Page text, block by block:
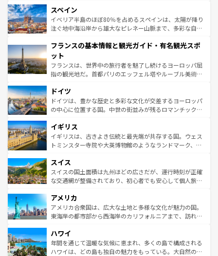
ろん、トスカーナの美しい田園風景やアマルフィ海岸の絶
景など、自然景観も見逃せない。観光の合間には、本場の
ピザやパスタなど、絶品のイタリア料理を堪能することも
ませてくれるイタリアで、忘れられない旅をしてみよう！
なお、新着のイタリア情報は
しい。
スペイン
イベリア半島のほぼ80％を占めるスペインは、太陽が降り
注ぐ地中海沿岸から雄大なピレネー山脈まで、多彩な自然
文化が根付くこの国では、情熱的なフラメンコ、熱気あふ
れる闘牛、そして美味しいタパスが生活の一部となってい
る。首都マドリードの洗練された雰囲気や、バルセロナの
アートに溢れた街角から、地方では古代ローマ遺跡や中世
せる。地方によって風土や気候が異なるスペインはその個
性で訪れる人を魅了する。 なお、新着のスペイン情報は コ
ンテンツ一覧を参照してほしい。
フランスの基本情報と観光ガイド・有名観光スポ
ット
フランスは、世界中の旅行者を魅了し続けるヨーロッパ屈
指の観光地だ。首都パリのエッフェル塔やルーブル美術館
で、幅広い魅力が詰まっている。華麗な宮殿、歴史的な大
聖堂、美しいビーチ、そして豊かな自然が、訪れる者を心
から魅了する。また、フランスは美食の国としても知ら
いる。シャンパンの発祥地であるランス、プロヴァンスの
香り高いラベンダー畑など、多彩な楽しみ方が可能だ。さ
らに、パリ以外の地域にも魅力が溢れており、どの街角に
れる地方に足を運ぶとそれぞれで全く異なる文化を体験で
きるだろう。 なお、新着のフランス情報はコンテンツ一覧
を参照してほしい。
ドイツ
ドイツは、豊かな歴史と多彩な文化が交差するヨーロッパ
の中心に位置する国。中世の街並みが残るロマンチック街
顔を持つこの国は、どこを歩いても飽きることがない。ベ
ルリンの文化的活気、バイエルン州のアルプスの絶景、そ
してライン川沿いのワイン畑といった風景は必見。ビール
は、お酒好きな人にはぜひ体験してほしい。 なお、新着の
ドイツ情報はコンテンツ一覧を参照してほしい。
イギリス
イギリスは、古きよき伝統と最先端が共存する国。ウェス
トミンスター寺院や大英博物館のようなランドマーク、歴
リアごとに異なる魅力がある。また、優雅なアフタヌーン
ティー、ビール好きにはたまらない英国パブ、サッカー観
戦など、本場だからこそできる体験も豊富。イギリスを旅
ンツ一覧を参照してほしい。
スイス
スイスの国土面積は九州ほどの広さだが、運行時刻が正確
な交通網が整備されており、初心者でも安心して個人旅行
の建物がそのまま残る町や、スイスならではのユニークな
博物館もあり、アルプス観光だけでなく町歩きも満喫する
ことができる。国民の所得が高いため物価も高いが、旅行
ば市内交通費無料で観光を楽しむこともできる。 なお、新
着のスイス情報はコンテンツ一覧 を参照してほしい。
アメリカ
アメリカ合衆国は、広大な土地と多様な文化が魅力の国。
東海岸の都市部から西海岸のカリフォルニアまで、訪れる
のような巨大都市は、観光、ショッピング、エンターテイ
ンメントが詰まった刺激的なスポットだ。一方、アメリカ
西部には大自然が広がり、グランドキャニオンやイエロー
ハワイ
年間を通じて温暖な気候に恵まれ、多くの島で構成される
ハワイは、どの島も独自の魅力をもっている。大自然の神